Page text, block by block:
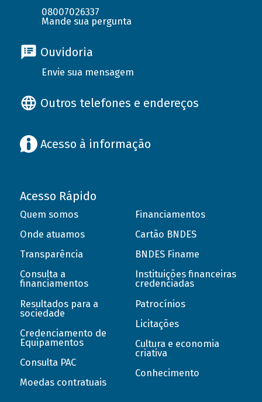
08007026337
Mande sua pergunta
Ouvidoria
Envie sua mensagem
Outros telefones e endereços
Acesso à informação
Acesso Rápido
Quem somos
Onde atuamos
Transparência
Consulta a
financiamentos
Resultados para a
sociedade
Credenciamento de
Equipamentos
Consulta PAC
Moedas contratuais
Financiamentos
Cartão BNDES
BNDES Finame
Instituições financeiras
credenciadas
Patrocínios
Licitações
Cultura e economia
criativa
Conhecimento